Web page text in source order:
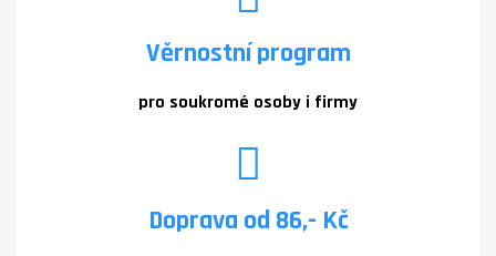
Věrnostní program
pro soukromé osoby i firmy
Doprava od 86,- Kč